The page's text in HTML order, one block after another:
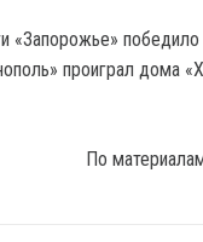
«Запорожье» победило
проиграл дома
По